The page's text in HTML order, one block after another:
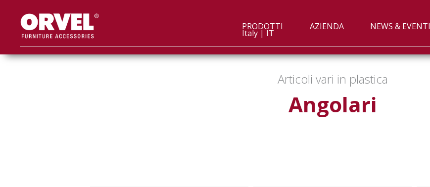
PRODOTTI AZIENDA NEWS & EVENTI
Italy | IT
Articoli vari in plastica
Angolari